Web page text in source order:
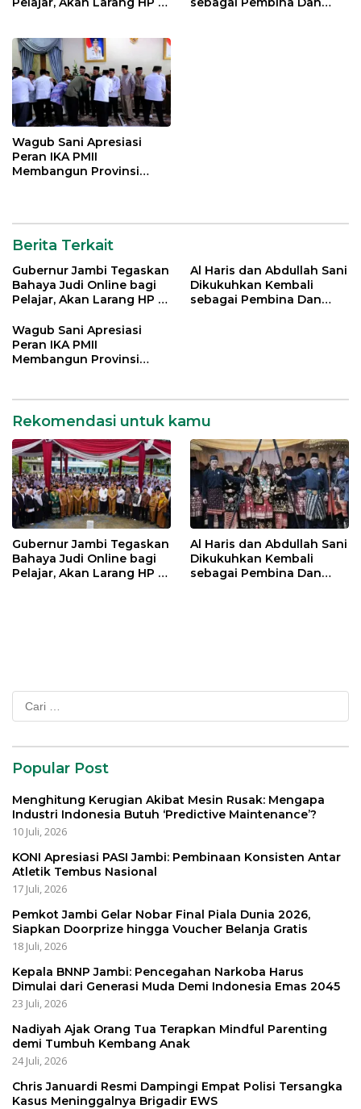
Wagub Sani Apresiasi
Peran IKA PMII
Membangun Provinsi
Berita Terkait
Gubernur Jambi Tegaskan
Bahaya Judi Online bagi
Pelajar, Akan Larang HP di
Al Haris dan Abdullah Sani
Dikukuhkan Kembali
sebagai Pembina Dan
Wagub Sani Apresiasi
Peran IKA PMII
Membangun Provinsi
Rekomendasi untuk kamu
Gubernur Jambi Tegaskan
Bahaya Judi Online bagi
Pelajar, Akan Larang HP di
Al Haris dan Abdullah Sani
Dikukuhkan Kembali
sebagai Pembina Dan
Popular Post
Menghitung Kerugian Akibat Mesin Rusak: Mengapa
Industri Indonesia Butuh ‘Predictive Maintenance’?
10 Juli, 2026
KONI Apresiasi PASI Jambi: Pembinaan Konsisten Antar
Atletik Tembus Nasional
17 Juli, 2026
Pemkot Jambi Gelar Nobar Final Piala Dunia 2026,
Siapkan Doorprize hingga Voucher Belanja Gratis
18 Juli, 2026
Kepala BNNP Jambi: Pencegahan Narkoba Harus
Dimulai dari Generasi Muda Demi Indonesia Emas 2045
23 Juli, 2026
Nadiyah Ajak Orang Tua Terapkan Mindful Parenting
demi Tumbuh Kembang Anak
24 Juli, 2026
Chris Januardi Resmi Dampingi Empat Polisi Tersangka
Kasus Meninggalnya Brigadir EWS